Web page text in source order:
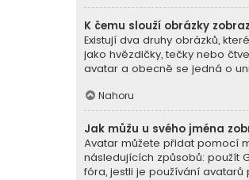
K čemu slouží obrázky
Existují dva druhy obrázků,
jako hvězdičky, tečky nebo
avatar a obecně se jedná o
Nahoru
Jak můžu u svého jména
Avatar můžete přidat pomocí
následujících způsobů: použít
fóra, jestli je používání